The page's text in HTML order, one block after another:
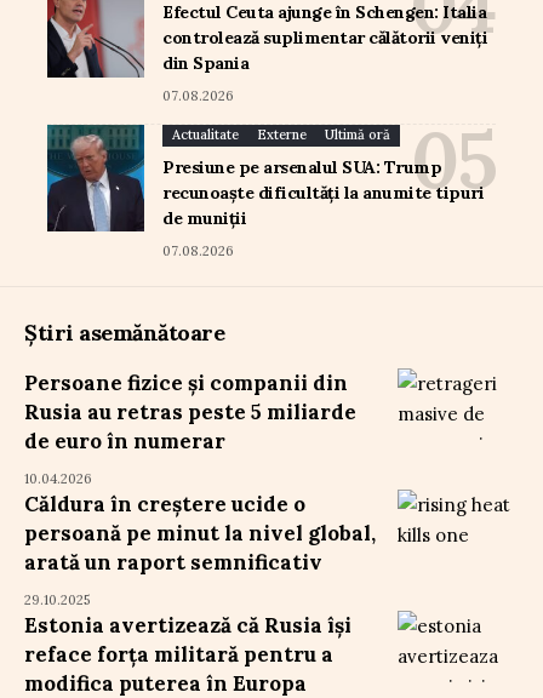
Efectul Ceuta ajunge în Schengen: Italia
controlează suplimentar călătorii veniți
din Spania
07.08.2026
Actualitate Externe Ultimă oră
Presiune pe arsenalul SUA: Trump
recunoaște dificultăți la anumite tipuri
de muniții
07.08.2026
Știri asemănătoare
Persoane fizice și companii din
Rusia au retras peste 5 miliarde
de euro în numerar
10.04.2026
Căldura în creștere ucide o
persoană pe minut la nivel global,
arată un raport semnificativ
29.10.2025
Estonia avertizează că Rusia își
reface forța militară pentru a
modifica puterea în Europa